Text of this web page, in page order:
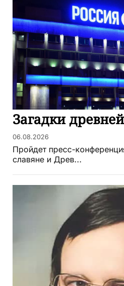
Загадки
06.08.2026
Пройдет пресс-
славяне и Древ...